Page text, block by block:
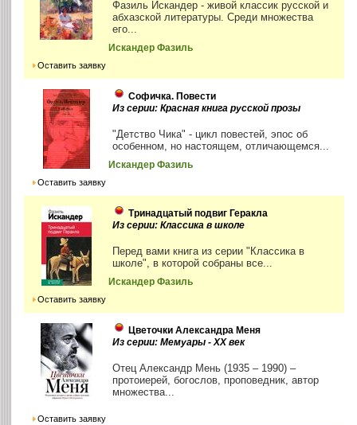
Фазиль Искандер - живой классик русской и
абхазской литературы. Среди множества
его...
Искандер Фазиль
Оставить заявку
Софичка. Повести
Из серии: Красная книга русской прозы
"Детство Чика" - цикл повестей, эпос об
особенном, но настоящем, отличающемся...
Искандер Фазиль
Оставить заявку
Тринадцатый подвиг Геракла
Из серии: Классика в школе
Перед вами книга из серии "Классика в
школе", в которой собраны все...
Искандер Фазиль
Оставить заявку
Цветочки Александра Меня
Из серии: Мемуары - XX век
Отец Александр Мень (1935 – 1990) –
протоиерей, богослов, проповедник, автор
множества...
Оставить заявку